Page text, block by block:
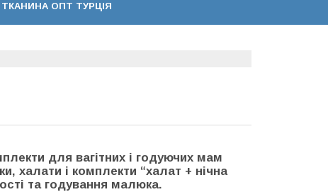
ТКАНИНА ОПТ ТУРЦІЯ
для вагітних і годуючих мам
халати і комплекти “халат + нічна
та годування малюка.